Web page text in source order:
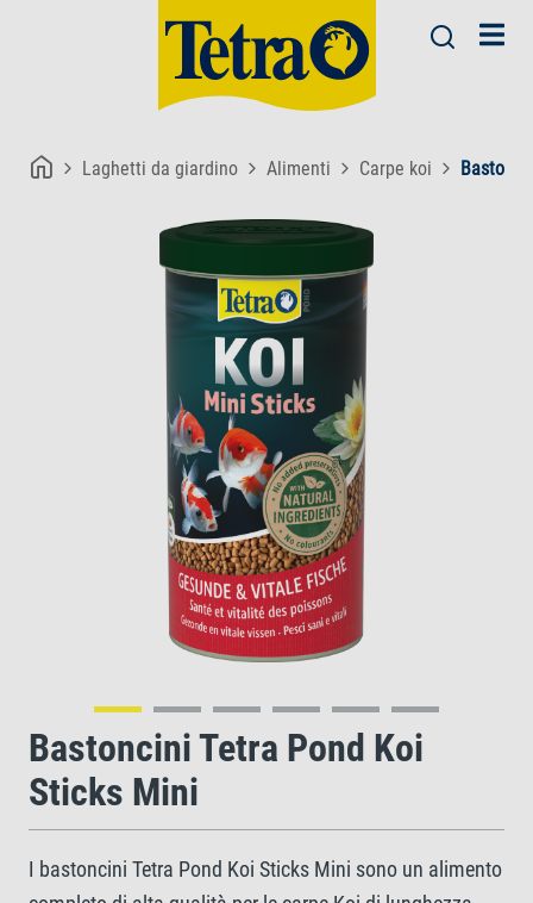
Laghetti da giardino Alimenti Carpe koi
Bastoncini Tetra Pond Koi
Sticks Mini
I bastoncini Tetra Pond Koi Sticks Mini sono un alimento